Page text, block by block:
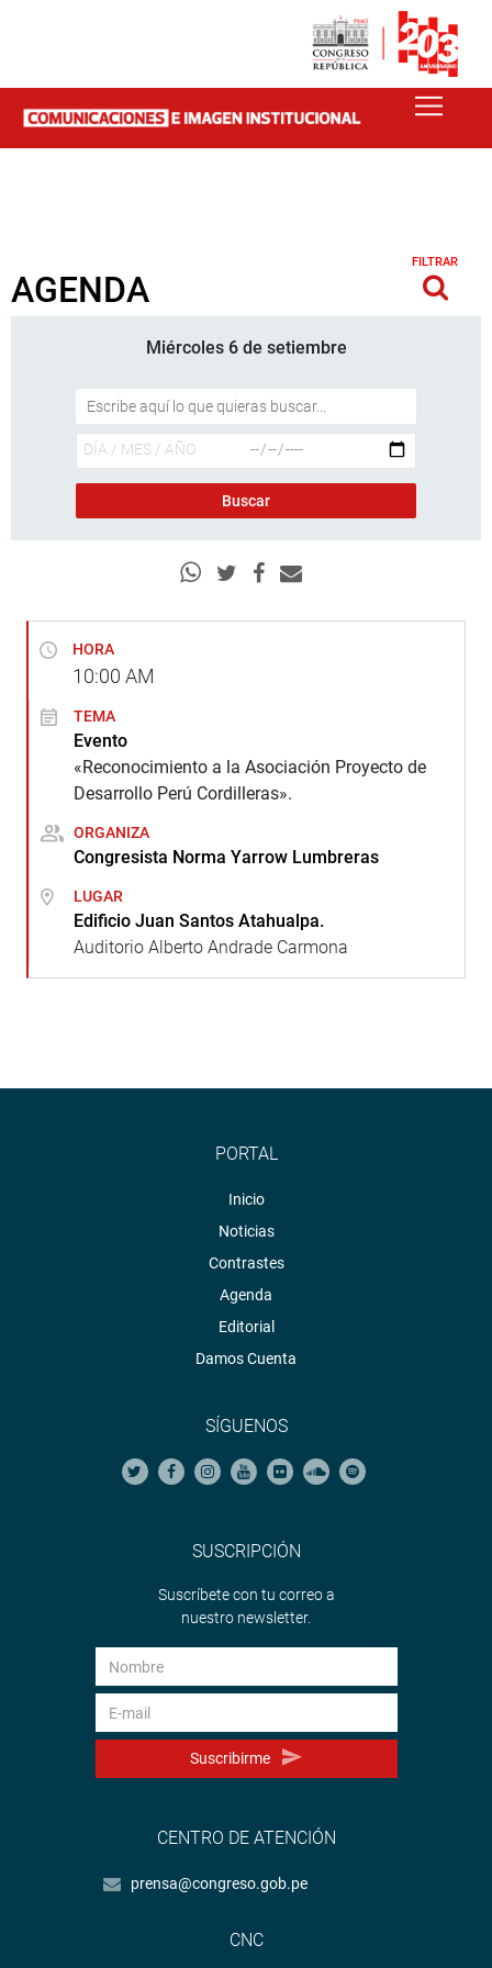
AGENDA
FILTRAR
Miércoles 6 de setiembre
HORA
10:00 AM
TEMA
Evento
«Reconocimiento a la Asociación Proyecto de
Desarrollo Perú Cordilleras».
ORGANIZA
Congresista Norma Yarrow Lumbreras
LUGAR
Edificio Juan Santos Atahualpa.
Auditorio Alberto Andrade Carmona
PORTAL
Inicio
Noticias
Contrastes
Agenda
Editorial
Damos Cuenta
SÍGUENOS
SUSCRIPCIÓN
Suscríbete con tu correo a
nuestro newsletter.
Suscribirme
CENTRO DE ATENCIÓN
prensa@congreso.gob.pe
CNC